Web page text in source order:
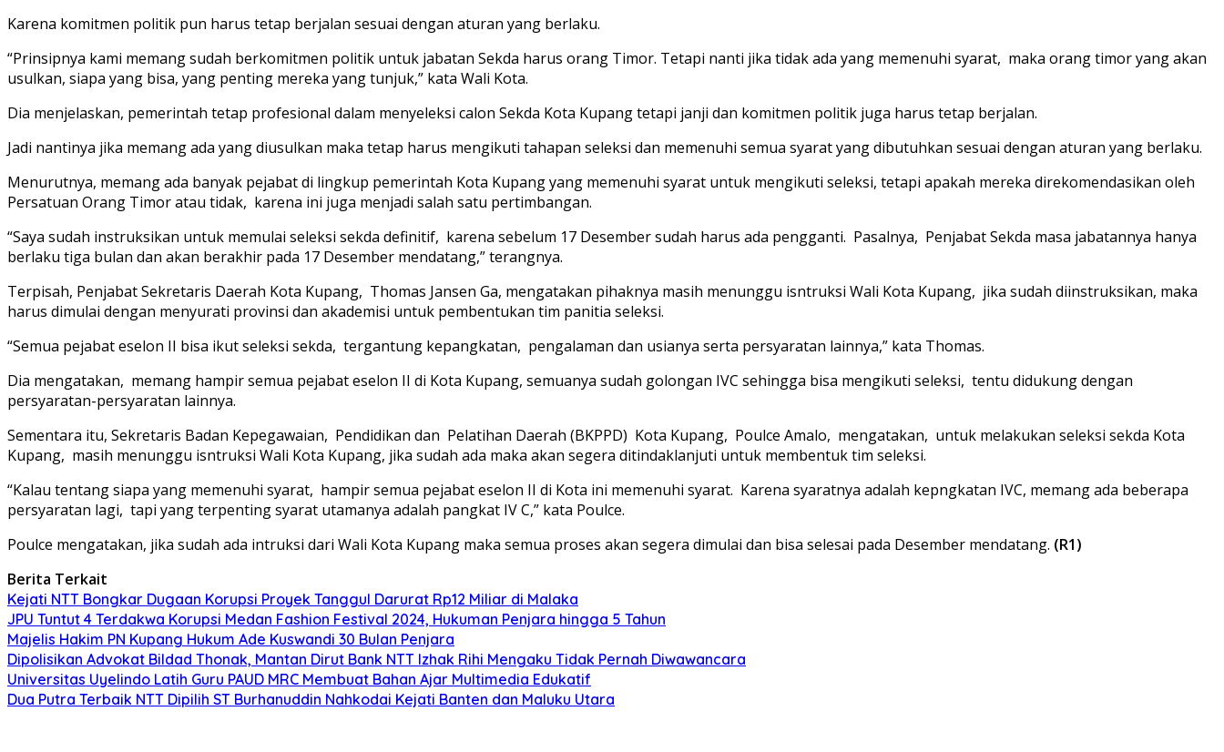
Karena komitmen politik pun harus tetap berjalan sesuai dengan aturan yang berlaku.
“Prinsipnya kami memang sudah berkomitmen politik untuk jabatan Sekda harus orang Timor. Tetapi nanti jika tidak ada yang memenuhi syarat, maka orang timor yang akan
usulkan, siapa yang bisa, yang penting mereka yang tunjuk,” kata Wali Kota.
Dia menjelaskan, pemerintah tetap profesional dalam menyeleksi calon Sekda Kota Kupang tetapi janji dan komitmen politik juga harus tetap berjalan.
Jadi nantinya jika memang ada yang diusulkan maka tetap harus mengikuti tahapan seleksi dan memenuhi semua syarat yang dibutuhkan sesuai dengan aturan yang berlaku.
Menurutnya, memang ada banyak pejabat di lingkup pemerintah Kota Kupang yang memenuhi syarat untuk mengikuti seleksi, tetapi apakah mereka direkomendasikan oleh
Persatuan Orang Timor atau tidak, karena ini juga menjadi salah satu pertimbangan.
“Saya sudah instruksikan untuk memulai seleksi sekda definitif, karena sebelum 17 Desember sudah harus ada pengganti. Pasalnya, Penjabat Sekda masa jabatannya hanya
berlaku tiga bulan dan akan berakhir pada 17 Desember mendatang,” terangnya.
Terpisah, Penjabat Sekretaris Daerah Kota Kupang, Thomas Jansen Ga, mengatakan pihaknya masih menunggu isntruksi Wali Kota Kupang, jika sudah diinstruksikan, maka
harus dimulai dengan menyurati provinsi dan akademisi untuk pembentukan tim panitia seleksi.
“Semua pejabat eselon II bisa ikut seleksi sekda, tergantung kepangkatan, pengalaman dan usianya serta persyaratan lainnya,” kata Thomas.
Dia mengatakan, memang hampir semua pejabat eselon II di Kota Kupang, semuanya sudah golongan IVC sehingga bisa mengikuti seleksi, tentu didukung dengan
persyaratan-persyaratan lainnya.
Sementara itu, Sekretaris Badan Kepegawaian, Pendidikan dan Pelatihan Daerah (BKPPD) Kota Kupang, Poulce Amalo, mengatakan, untuk melakukan seleksi sekda Kota
Kupang, masih menunggu isntruksi Wali Kota Kupang, jika sudah ada maka akan segera ditindaklanjuti untuk membentuk tim seleksi.
“Kalau tentang siapa yang memenuhi syarat, hampir semua pejabat eselon II di Kota ini memenuhi syarat. Karena syaratnya adalah kepngkatan IVC, memang ada beberapa
persyaratan lagi, tapi yang terpenting syarat utamanya adalah pangkat IV C,” kata Poulce.
Poulce mengatakan, jika sudah ada intruksi dari Wali Kota Kupang maka semua proses akan segera dimulai dan bisa selesai pada Desember mendatang. (R1)
Berita Terkait
Kejati NTT Bongkar Dugaan Korupsi Proyek Tanggul Darurat Rp12 Miliar di Malaka
JPU Tuntut 4 Terdakwa Korupsi Medan Fashion Festival 2024, Hukuman Penjara hingga 5 Tahun
Majelis Hakim PN Kupang Hukum Ade Kuswandi 30 Bulan Penjara
Dipolisikan Advokat Bildad Thonak, Mantan Dirut Bank NTT Izhak Rihi Mengaku Tidak Pernah Diwawancara
Universitas Uyelindo Latih Guru PAUD MRC Membuat Bahan Ajar Multimedia Edukatif
Dua Putra Terbaik NTT Dipilih ST Burhanuddin Nahkodai Kejati Banten dan Maluku Utara